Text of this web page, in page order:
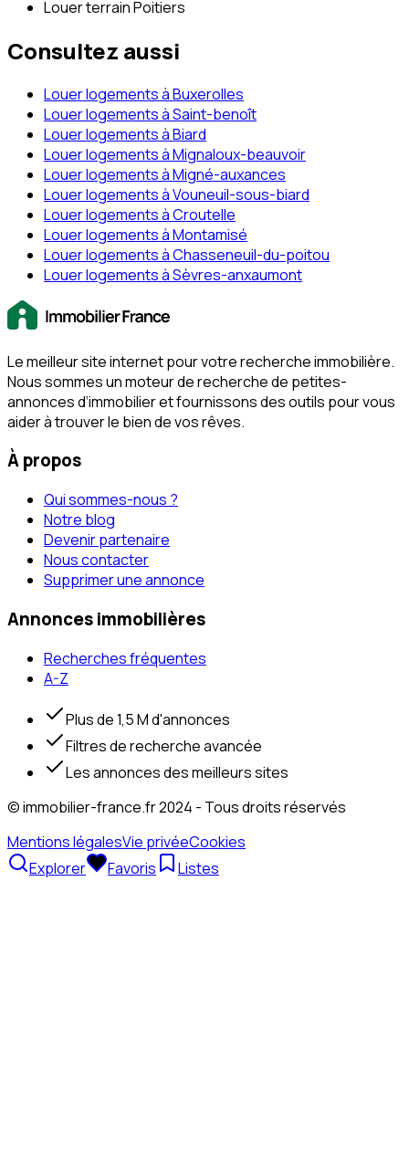
Louer terrain Poitiers
Consultez aussi
Louer logements à Buxerolles
Louer logements à Saint-benoît
Louer logements à Biard
Louer logements à Mignaloux-beauvoir
Louer logements à Migné-auxances
Louer logements à Vouneuil-sous-biard
Louer logements à Croutelle
Louer logements à Montamisé
Louer logements à Chasseneuil-du-poitou
Louer logements à Sèvres-anxaumont
Le meilleur site internet pour votre recherche immobilière.
Nous sommes un moteur de recherche de petites-
annonces d‘immobilier et fournissons des outils pour vous
aider à trouver le bien de vos rêves.
À propos
Qui sommes-nous ?
Notre blog
Devenir partenaire
Nous contacter
Supprimer une annonce
Annonces immobilières
Recherches fréquentes
A-Z
Plus de 1,5 M d'annonces
Filtres de recherche avancée
Les annonces des meilleurs sites
© immobilier-france.fr 2024 - Tous droits réservés
Mentions légalesVie privéeCookies
Explorer
Favoris Listes